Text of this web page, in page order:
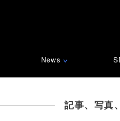
News ∨
記事、写真